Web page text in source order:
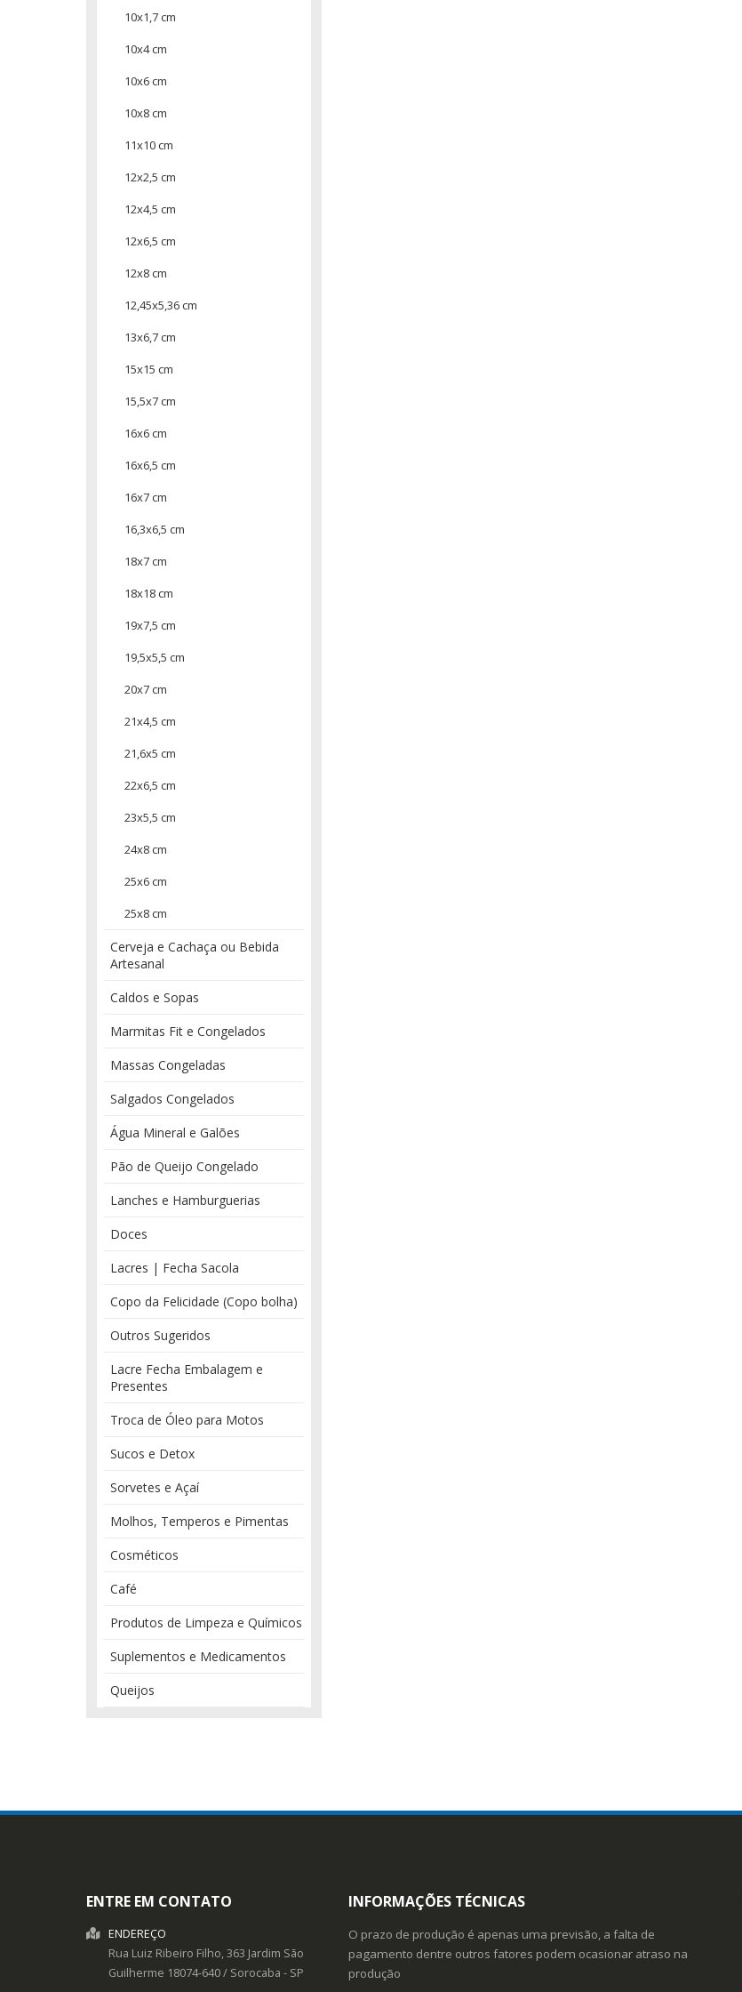
10x1,7 cm
10x4 cm
10x6 cm
10x8 cm
11x10 cm
12x2,5 cm
12x4,5 cm
12x6,5 cm
12x8 cm
12,45x5,36 cm
13x6,7 cm
15x15 cm
15,5x7 cm
16x6 cm
16x6,5 cm
16x7 cm
16,3x6,5 cm
18x7 cm
18x18 cm
19x7,5 cm
19,5x5,5 cm
20x7 cm
21x4,5 cm
21,6x5 cm
22x6,5 cm
23x5,5 cm
24x8 cm
25x6 cm
25x8 cm
Cerveja e Cachaça ou Bebida
Artesanal
Caldos e Sopas
Marmitas Fit e Congelados
Massas Congeladas
Salgados Congelados
Água Mineral e Galões
Pão de Queijo Congelado
Lanches e Hamburguerias
Doces
Lacres | Fecha Sacola
Copo da Felicidade (Copo bolha)
Outros Sugeridos
Lacre Fecha Embalagem e
Presentes
Troca de Óleo para Motos
Sucos e Detox
Sorvetes e Açaí
Molhos, Temperos e Pimentas
Cosméticos
Café
Produtos de Limpeza e Químicos
Suplementos e Medicamentos
Queijos
ENTRE EM CONTATO
ENDEREÇO
Rua Luiz Ribeiro Filho, 363 Jardim São
Guilherme 18074-640/ Sorocaba - SP
INFORMAÇÕES TÉCNICAS
O prazo de produção é apenas uma previsão, a falta de
pagamento dentre outros fatores podem ocasionar atraso na
produção